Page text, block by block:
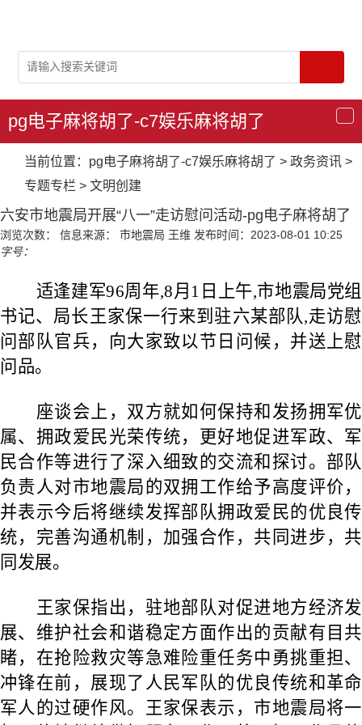
导
航
pg电子麻将胡了-c7娱乐麻将胡了
当前位置： pg电子麻将胡了-c7娱乐麻将胡了 > 政务资讯 >
专题专栏 > 文明创建
六安市地震局开展“八一”走访慰问活动-pg电子麻将胡了
浏览次数： 信息来源： 市地震局 王维 发布时间：2023-08-01 10:25
字号：
适逢建军96周年,8月1日 上午,市地震局党组
书记、局长王家保一行来到驻六某部队,走访慰
问部队官兵， 向大家致以节日问候 ， 并送上慰
问品。
座谈会上，双方就如何保持和发扬拥军优
属、拥政爱民光荣传统，更好地促进军政、军
民合作等进行了深入细致的交流和探讨。 部队
负责人对市地震局的双拥 工作给予高度评价，
并表示今后将继续发挥部队拥政爱民的优良传
统， 完善沟通机制， 加强合作， 共同进步，共
同发展。
王家保指出，驻地部队对促进地方经济发
展、维护社会和谐稳定方面作出的贡献有目共
睹，在抢险救灾等急难险重任务中勇挑重担、
冲锋在前，展现了人民军队的优良传统和革命
军人的过硬作风。
王家保表示，市地震局将一